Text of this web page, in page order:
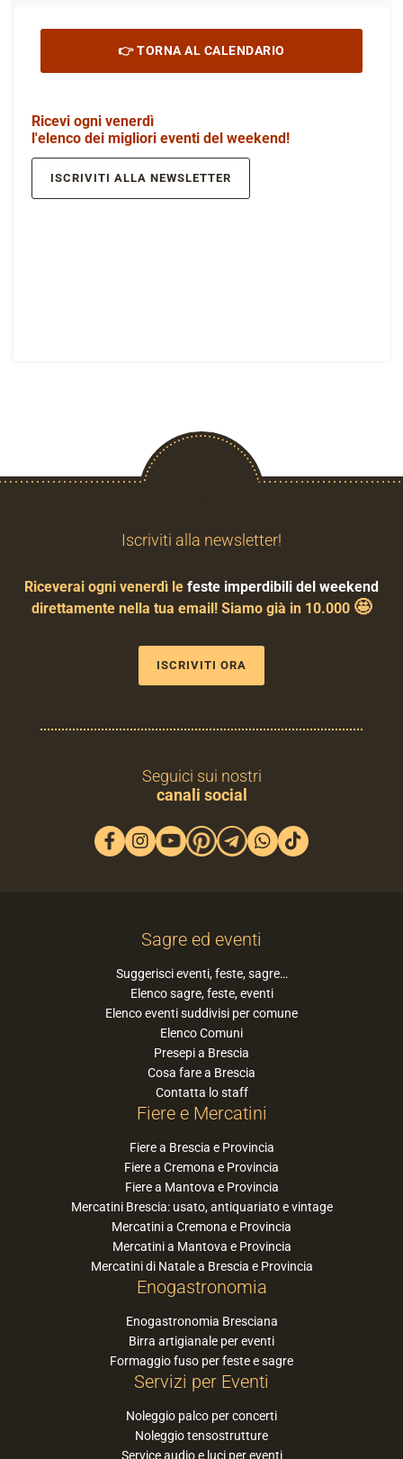
👉 TORNA AL CALENDARIO
Ricevi ogni venerdì
l'elenco dei migliori eventi del weekend!
ISCRIVITI ALLA NEWSLETTER
Iscriviti alla newsletter!
Riceverai ogni venerdì le feste imperdibili del weekend
direttamente nella tua email! Siamo già in 10.000 🤩
ISCRIVITI ORA
Seguici sui nostri
canali social
Sagre ed eventi
Suggerisci eventi, feste, sagre…
Elenco sagre, feste, eventi
Elenco eventi suddivisi per comune
Elenco Comuni
Presepi a Brescia
Cosa fare a Brescia
Contatta lo staff
Fiere e Mercatini
Fiere a Brescia e Provincia
Fiere a Cremona e Provincia
Fiere a Mantova e Provincia
Mercatini Brescia: usato, antiquariato e vintage
Mercatini a Cremona e Provincia
Mercatini a Mantova e Provincia
Mercatini di Natale a Brescia e Provincia
Enogastronomia
Enogastronomia Bresciana
Birra artigianale per eventi
Formaggio fuso per feste e sagre
Servizi per Eventi
Noleggio palco per concerti
Noleggio tensostrutture
Service audio e luci per eventi